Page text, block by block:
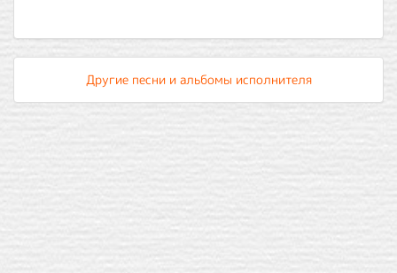
Другие песни и альбомы исполнителя